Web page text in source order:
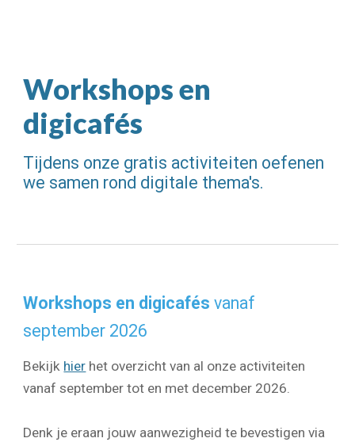
Workshops en
digicafés
Tijdens onze gratis activiteiten oefenen
we samen rond digitale thema's.
Workshops en digicafésvanaf
september 2026
Bekijk hier het overzicht van al onze activiteiten
vanaf september tot en met december 2026.
Denk je eraan jouw aanwezigheid te bevestigen via